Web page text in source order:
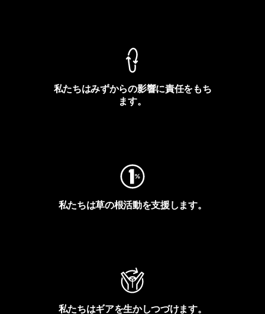
私たちはみずからの影響に責任をもち
ます。
私たちは草の根活動を支援します。
私たちはギアを生かしつづけます。